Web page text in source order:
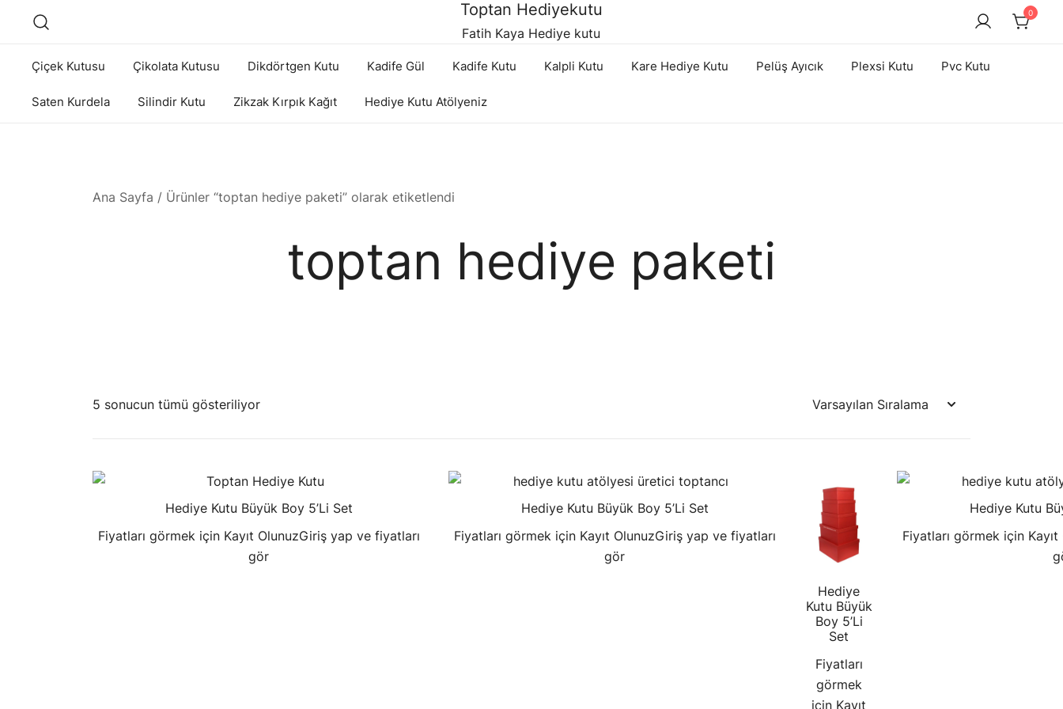
Toptan Hediyekutu
Fatih Kaya Hediye kutu
0
Çiçek Kutusu Çikolata Kutusu Dikdörtgen Kutu Kadife Gül Kadife Kutu Kalpli Kutu Kare Hediye Kutu Pelüş Ayıcık Plexsi Kutu Pvc Kutu
Saten Kurdela Silindir Kutu Zikzak Kırpık Kağıt Hediye Kutu Atölyeniz
Ana Sayfa / Ürünler “toptan hediye paketi” olarak etiketlendi
toptan hediye paketi
5 sonucun tümü gösteriliyor
Hediye Kutu Büyük Boy 5’Li Set
Fiyatları görmek için Kayıt OlunuzGiriş yap ve fiyatları
gör
Hediye Kutu Büyük Boy 5’Li Set
Fiyatları görmek için Kayıt OlunuzGiriş yap ve fiyatları
gör
Hediye
Kutu Büyük
Boy 5’Li
Set
Fiyatları
görmek
için Kayıt
Hediye Kutu
Fiyatları görmek için Kayıt